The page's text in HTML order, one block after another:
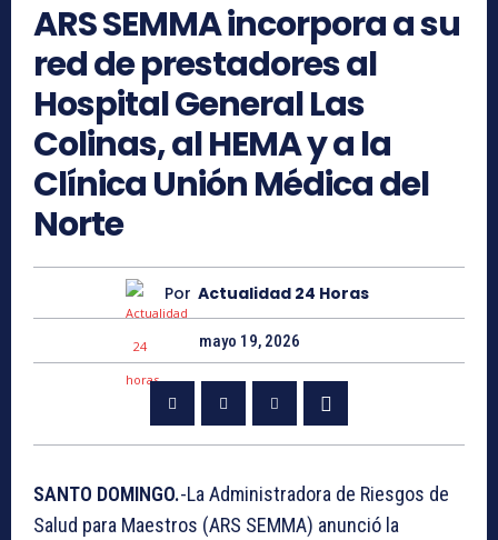
ARS SEMMA incorpora a su
red de prestadores al
Hospital General Las
Colinas, al HEMA y a la
Clínica Unión Médica del
Norte
Por Actualidad 24 Horas
mayo 19, 2026
SANTO DOMINGO.-La Administradora de Riesgos de
Salud para Maestros (ARS SEMMA) anunció la